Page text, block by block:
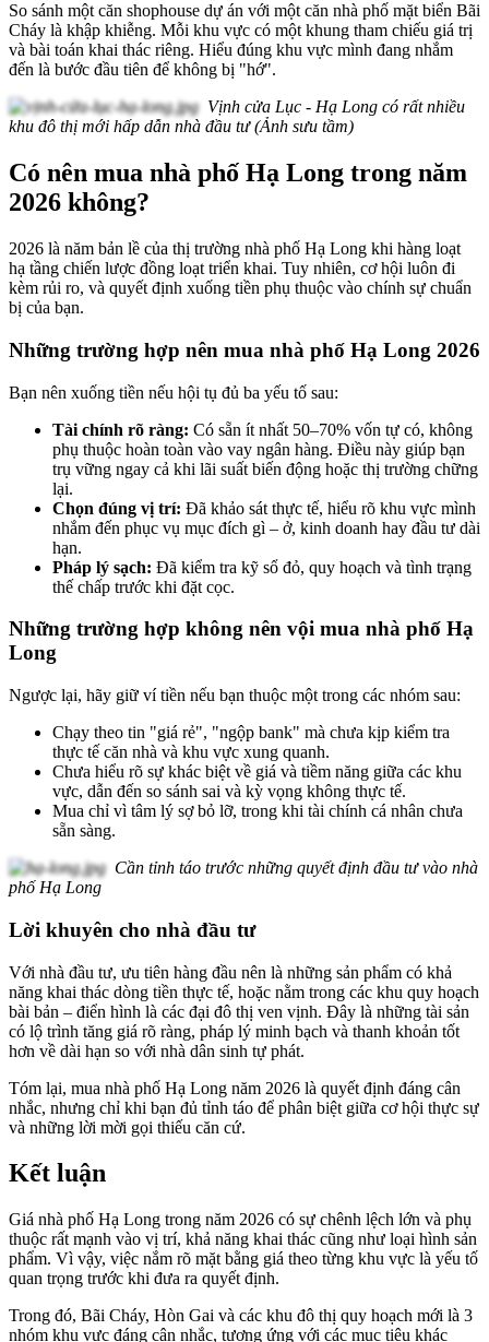
So sánh một căn shophouse dự án với một căn nhà phố mặt biển Bãi
Cháy là khập khiễng. Mỗi khu vực có một khung tham chiếu giá trị
và bài toán khai thác riêng. Hiểu đúng khu vực mình đang nhắm
đến là bước đầu tiên để không bị "hớ".
Vịnh cửa Lục - Hạ Long có rất nhiều
khu đô thị mới hấp dẫn nhà đầu tư (Ảnh sưu tầm)
Có nên mua nhà phố Hạ Long trong năm
2026 không?
2026 là năm bản lề của thị trường nhà phố Hạ Long khi hàng loạt
hạ tầng chiến lược đồng loạt triển khai. Tuy nhiên, cơ hội luôn đi
kèm rủi ro, và quyết định xuống tiền phụ thuộc vào chính sự chuẩn
bị của bạn.
Những trường hợp nên mua nhà phố Hạ Long 2026
Bạn nên xuống tiền nếu hội tụ đủ ba yếu tố sau:
Tài chính rõ ràng: Có sẵn ít nhất 50–70% vốn tự có, không
phụ thuộc hoàn toàn vào vay ngân hàng. Điều này giúp bạn
trụ vững ngay cả khi lãi suất biến động hoặc thị trường chững
lại.
Chọn đúng vị trí: Đã khảo sát thực tế, hiểu rõ khu vực mình
nhắm đến phục vụ mục đích gì – ở, kinh doanh hay đầu tư dài
hạn.
Pháp lý sạch: Đã kiểm tra kỹ sổ đỏ, quy hoạch và tình trạng
thế chấp trước khi đặt cọc.
Những trường hợp không nên vội mua nhà phố Hạ
Long
Ngược lại, hãy giữ ví tiền nếu bạn thuộc một trong các nhóm sau:
Chạy theo tin "giá rẻ", "ngộp bank" mà chưa kịp kiểm tra
thực tế căn nhà và khu vực xung quanh.
Chưa hiểu rõ sự khác biệt về giá và tiềm năng giữa các khu
vực, dẫn đến so sánh sai và kỳ vọng không thực tế.
Mua chỉ vì tâm lý sợ bỏ lỡ, trong khi tài chính cá nhân chưa
sẵn sàng.
Cần tỉnh táo trước những quyết định đầu tư vào nhà
phố Hạ Long
Lời khuyên cho nhà đầu tư
Với nhà đầu tư, ưu tiên hàng đầu nên là những sản phẩm có khả
năng khai thác dòng tiền thực tế, hoặc nằm trong các khu quy hoạch
bài bản – điển hình là các đại đô thị ven vịnh. Đây là những tài sản
có lộ trình tăng giá rõ ràng, pháp lý minh bạch và thanh khoản tốt
hơn về dài hạn so với nhà dân sinh tự phát.
Tóm lại, mua nhà phố Hạ Long năm 2026 là quyết định đáng cân
nhắc, nhưng chỉ khi bạn đủ tỉnh táo để phân biệt giữa cơ hội thực sự
và những lời mời gọi thiếu căn cứ.
Kết luận
Giá nhà phố Hạ Long trong năm 2026 có sự chênh lệch lớn và phụ
thuộc rất mạnh vào vị trí, khả năng khai thác cũng như loại hình sản
phẩm. Vì vậy, việc nắm rõ mặt bằng giá theo từng khu vực là yếu tố
quan trọng trước khi đưa ra quyết định.
Trong đó, Bãi Cháy, Hòn Gai và các khu đô thị quy hoạch mới là 3
nhóm khu vực đáng cân nhắc, tương ứng với các mục tiêu khác